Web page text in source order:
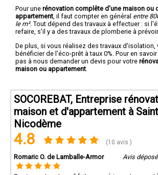
Pour une rénovation complête d'une maison ou
appartement , il faut compter en général entre
le m². Tout dépend des travaux à effectuer : si
refaire, s'il y a des travaux de plomberie à
De plus, si vous réalisez des travaux d'isolation,
bénéficier de l'éco-prêt à taux 0%. Pour en
pas à nous demander un devis pour votre
maison ou appartement
SOCOREBAT, Entreprise
maison et d'appartement à
Nicodème
4.8 (10 avis )
Romaric O. de Lamballe-Armor Avis